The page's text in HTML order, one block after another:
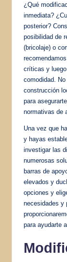
¿Qué
inmediata?
posterior?
posibilidad de
(bricolaje) o
críticas y
comodidad.
construcción
para
normativas de
Una vez que
y hayas
investigar las
numerosas
barras de
elevados y
opciones y
necesidades y
para ayudarte